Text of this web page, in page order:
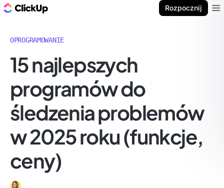
Rozpocznij
OPROGRAMOWANIE
15 najlepszych
programów do
śledzenia problemów
w 2025 roku (funkcje,
ceny)